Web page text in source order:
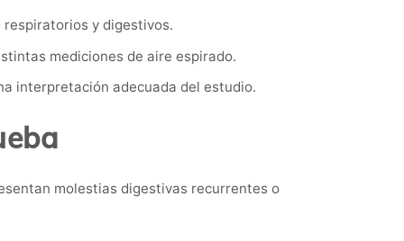
y digestivos.
mediciones de aire espirado.
interpretación adecuada del estudio.
molestias digestivas recurrentes o